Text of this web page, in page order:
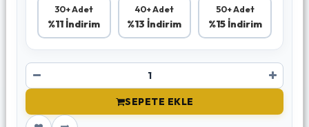
30+ Adet
%11 İndirim
40+ Adet
%13 İndirim
50+ Adet
%15 İndirim
SEPETE EKLE